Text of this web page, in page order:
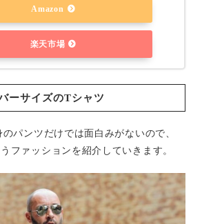
Amazon
楽天市場
ーサイズのTシャツ
パンツだけでは面白みがないので、
ファッションを紹介していきます。